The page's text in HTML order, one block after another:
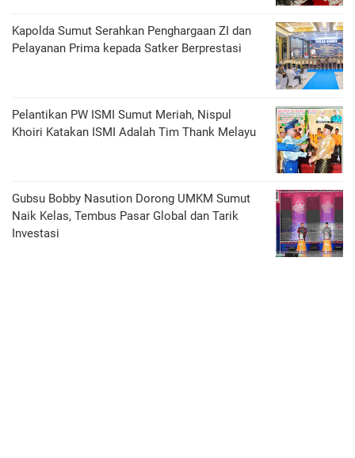
Kapolda Sumut Serahkan Penghargaan ZI dan
Pelayanan Prima kepada Satker Berprestasi
Pelantikan PW ISMI Sumut Meriah, Nispul
Khoiri Katakan ISMI Adalah Tim Thank Melayu
Gubsu Bobby Nasution Dorong UMKM Sumut
Naik Kelas, Tembus Pasar Global dan Tarik
Investasi